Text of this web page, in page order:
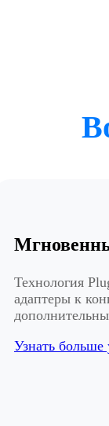
Технология
адаптеры к
Узнать